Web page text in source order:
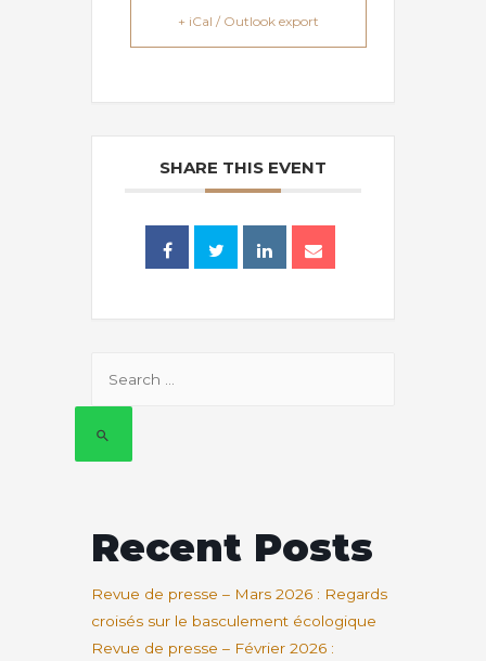
+ iCal / Outlook export
SHARE THIS EVENT
Recent Posts
Revue de presse – Mars 2026 : Regards
croisés sur le basculement écologique
Revue de presse – Février 2026 :